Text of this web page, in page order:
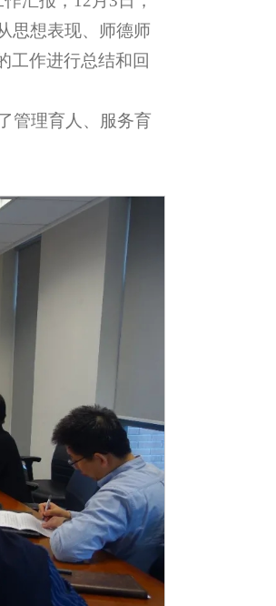
思想表现、师德师
工作进行总结和回
管理育人、服务育